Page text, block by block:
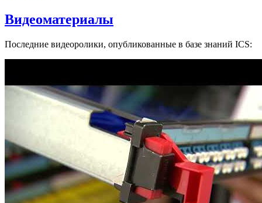
Видеоматериалы
Последние видеоролики, опубликованные в базе знаний ICS: